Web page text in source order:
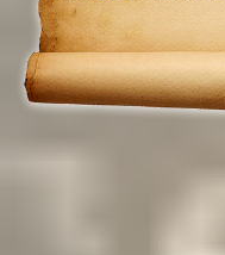
Zielsliefde,
problemen